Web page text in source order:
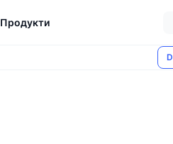
Продукти